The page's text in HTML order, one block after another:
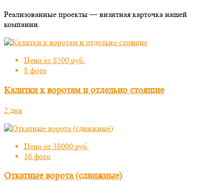
Реализованные проекты — визитная карточка нашей
компании.
Цена от 8500 руб.
8 фото
Калитки к воротам и отдельно стоящие
2 дня
Цена от 38000 руб.
16 фото
Откатные ворота (сдвижные)